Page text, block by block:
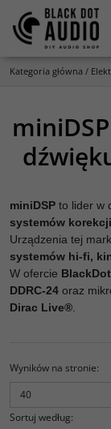
Kategoria główna /
miniDSP to lider w
systemów
Urządzenia tej
systemów hi-fi,
W ofercie
DDRC-24 oraz
Dirac Live®
Wyników na stronie:
Sortuj według: